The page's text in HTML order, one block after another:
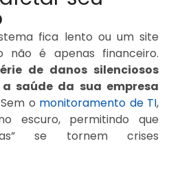
fica lento ou um site
não é apenas financeiro.
de danos silenciosos
saúde da sua empresa
o monitoramento de TI,
escuro, permitindo que
se tornem crises